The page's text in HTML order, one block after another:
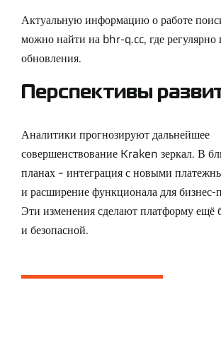
Актуальную информацию о работе
можно найти на bhr-q.cc, где
обновления.
Перспективы
Аналитики прогнозируют дальнейшее
совершенствование Kraken зеркал. В
планах – интеграция с новыми
и расширение функционала для бизнес-
Эти изменения сделают платформу ещё
и безопасной.